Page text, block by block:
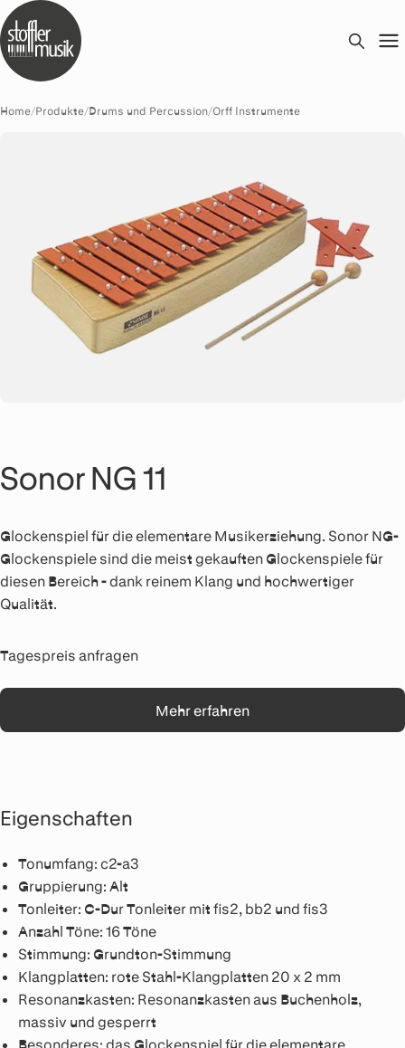
Home/Produkte/Drums und Percussion/Orff Instrumente
Sonor NG 11
Glockenspiel für die elementare Musikerziehung. Sonor NG-
Glockenspiele sind die meist gekauften Glockenspiele für
diesen Bereich - dank reinem Klang und hochwertiger
Qualität.
Tagespreis anfragen
Mehr erfahren
Eigenschaften
Tonumfang: c2-a3
Gruppierung: Alt
Tonleiter: C-Dur Tonleiter mit fis2, bb2 und fis3
Anzahl Töne: 16 Töne
Stimmung: Grundton-Stimmung
Klangplatten: rote Stahl-Klangplatten 20 x 2 mm
Resonanzkasten: Resonanzkasten aus Buchenholz,
massiv und gesperrt
Besonderes: das Glockenspiel für die elementare